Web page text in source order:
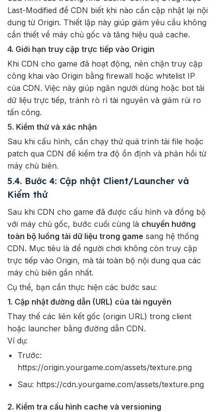
Last-Modified để CDN biết khi nào cần cập nhật lại nội
dung từ Origin. Thiết lập này giúp giảm yêu cầu không
cần thiết về máy chủ gốc và tăng hiệu quả cache.
4. Giới hạn truy cập trực tiếp vào Origin
Khi CDN cho game đã hoạt động, nên chặn truy cập
công khai vào Origin bằng firewall hoặc whitelist IP
của CDN. Việc này giúp ngăn người dùng hoặc bot tải
dữ liệu trực tiếp, tránh rò rỉ tài nguyên và giảm rủi ro
tấn công.
5. Kiểm thử và xác nhận
Sau khi cấu hình, cần chạy thử quá trình tải file hoặc
patch qua CDN để kiểm tra độ ổn định và phản hồi từ
máy chủ biên.
5.4. Bước 4: Cập nhật Client/Launcher và
Kiểm thử
Sau khi CDN cho game đã được cấu hình và đồng bộ
với máy chủ gốc, bước cuối cùng là chuyển hướng
toàn bộ luồng tải dữ liệu trong game sang hệ thống
CDN. Mục tiêu là để người chơi không còn truy cập
trực tiếp vào Origin, mà tải toàn bộ nội dung qua các
máy chủ biên gần nhất.
Cụ thể, bạn cần thực hiện các bước sau:
1. Cập nhật đường dẫn (URL) của tài nguyên
Thay thế các liên kết gốc (origin URL) trong client
hoặc launcher bằng đường dẫn CDN.
Ví dụ:
Trước:
https://origin.yourgame.com/assets/texture.png
Sau: https://cdn.yourgame.com/assets/texture.png
2. Kiểm tra cấu hình cache và versioning